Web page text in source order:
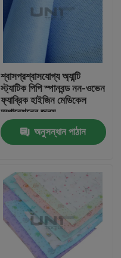
শ্বাসপ্রশ্বাসযোগ্য অ্যান্টি
স্ট্যাটিক পিপি স্পানবন্ড নন-ওভেন
ফ্যাব্রিক হাইজিন মেডিকেল
অপারেশনের জন্য
অনুসন্ধান পাঠান